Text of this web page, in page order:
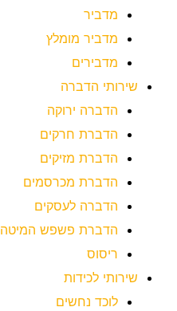
מדביר
מדביר מומלץ
מדבירים
שירותי הדברה
הדברה ירוקה
הדברת חרקים
הדברת מזיקים
הדברת מכרסמים
הדברה לעסקים
הדברת פשפש המיטה
ריסוס
שירותי לכידות
לוכד נחשים